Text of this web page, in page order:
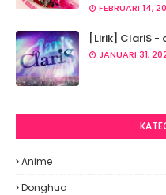
FEBRUARI 14,
[Lirik] ClariS -
JANUARI 31,
Anime
Donghua